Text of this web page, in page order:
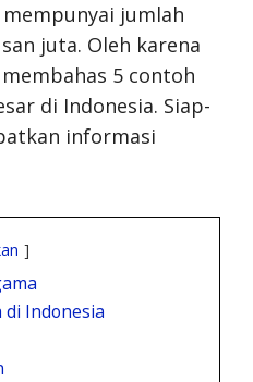
jumlah
juta. Oleh karena
5 contoh
di Indonesia. Siap-
informasi
di Indonesia